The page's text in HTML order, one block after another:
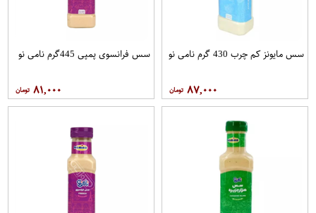
سس مایونز کم چرب 430 گرم نامی نو
۸۷,۰۰۰
سس فرانسوی پمپی 445گرم نامی نو
۸۱,۰۰۰